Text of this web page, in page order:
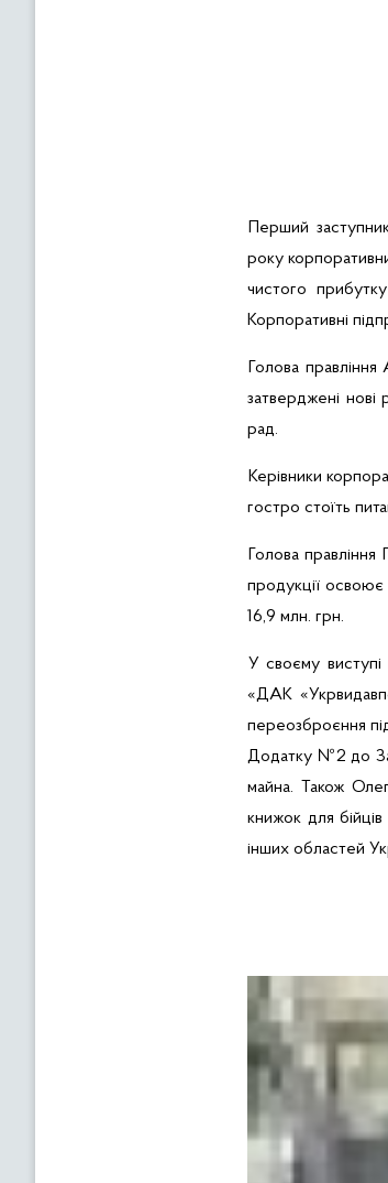
Перший
року
чистого
Корпоративні п
Голова
затверджені нові
рад.
Керівники
гостро стоїть
Голова правління
продукції
16,9 млн. грн.
У своєму
«ДАК «
переозброєння
Додатку №2 до
майна. Також Олег
книжок для
інших областей